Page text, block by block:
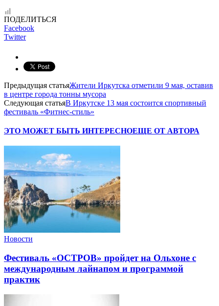
ПОДЕЛИТЬСЯ
Facebook
Twitter
Предыдущая статьяЖители Иркутска отметили 9 мая, оставив
в центре города тонны мусора
Следующая статьяВ Иркутске 13 мая состоится спортивный
фестиваль «Фитнес-стиль»
ЭТО МОЖЕТ БЫТЬ ИНТЕРЕСНОЕЩЕ ОТ АВТОРА
Новости
Фестиваль «ОСТРОВ» пройдет на Ольхоне с
международным лайнапом и программой
практик